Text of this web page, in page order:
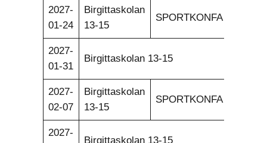
2027-
01-24
Birgittaskolan
13-15
SPORTKONFA
2027-
01-31
Birgittaskolan 13-15
2027-
02-07
Birgittaskolan
13-15
SPORTKONFA
2027-
Birgittaskolan 13-15